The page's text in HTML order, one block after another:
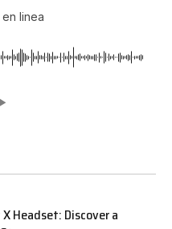
linea
Headset: Discover a